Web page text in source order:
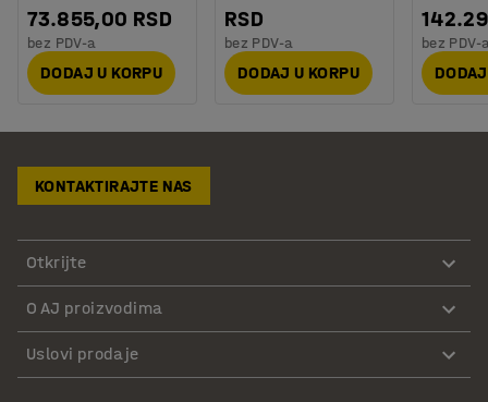
73.855,00 RSD
bez PDV-a
DODAJ U KORPU
RSD
bez PDV-a
DODAJ U KORPU
bez PDV-
KONTAKTIRAJTE NAS
Otkrijte
O AJ proizvodima
Uslovi prodaje